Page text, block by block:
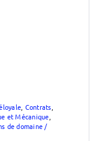
Contrats
et Mécanique
de domaine /